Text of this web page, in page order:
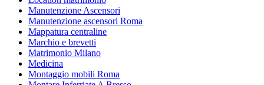
Manutenzione Ascensori
Manutenzione ascensori Roma
Mappatura centraline
Marchio e brevetti
Matrimonio Milano
Medicina
Montaggio mobili Roma